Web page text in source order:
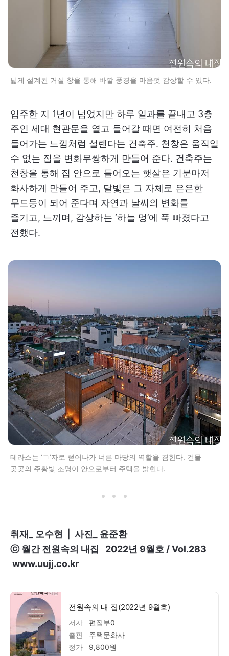
넓게 설계된 거실 창을 통해 바깥 풍경을 마음껏 감상할 수 있다.
입주한 지 1년이 넘었지만 하루 일과를 끝내고 3층
주인 세대 현관문을 열고 들어갈 때면 여전히 처음
들어가는 느낌처럼 설렌다는 건축주. 천창은 움직일
수 없는 집을 변화무쌍하게 만들어 준다. 건축주는
천창을 통해 집 안으로 들어오는 햇살은 기분마저
화사하게 만들어 주고, 달빛은 그 자체로 은은한
무드등이 되어 준다며 자연과 날씨의 변화를
즐기고, 느끼며, 감상하는 ‘하늘 멍’에 푹 빠졌다고
전했다.
테라스는 ‘ㄱ’자로 뻗어나가 너른 마당의 역할을 겸한다. 건물
곳곳의 주황빛 조명이 안으로부터 주택을 밝힌다.
취재_ 오수현 | 사진_ 윤준환
ⓒ 월간 전원속의 내집 2022년 9월호 / Vol.283
www.uujj.co.kr
전원속의 내 집(2022년 9월호)
저자 편집부0
출판
주택문화사
정가
9,800원